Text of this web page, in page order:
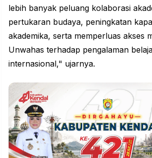
lebih banyak peluang kolaborasi
pertukaran budaya, peningkatan
akademika, serta memperluas akses
Unwahas terhadap pengalaman
internasional," ujarnya.